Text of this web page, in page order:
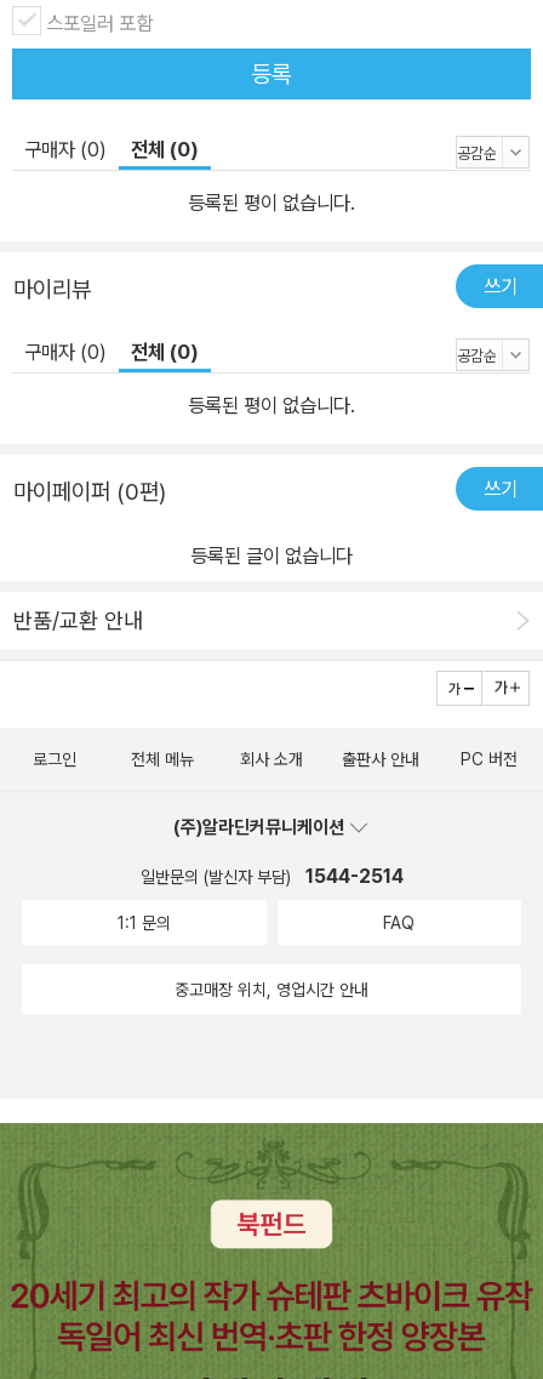
스포일러 포함
등록
구매자 (0) 전체 (0)
등록된 평이 없습니다.
마이리뷰 쓰기
구매자 (0) 전체 (0)
등록된 평이 없습니다.
마이페이퍼 (0편) 쓰기
등록된 글이 없습니다
반품/교환 안내
로그인 전체 메뉴 회사 소개 출판사 안내 PC 버전
(주)알라딘커뮤니케이션
일반문의 (발신자 부담) 1544-2514
1:1 문의 FAQ
중고매장 위치, 영업시간 안내